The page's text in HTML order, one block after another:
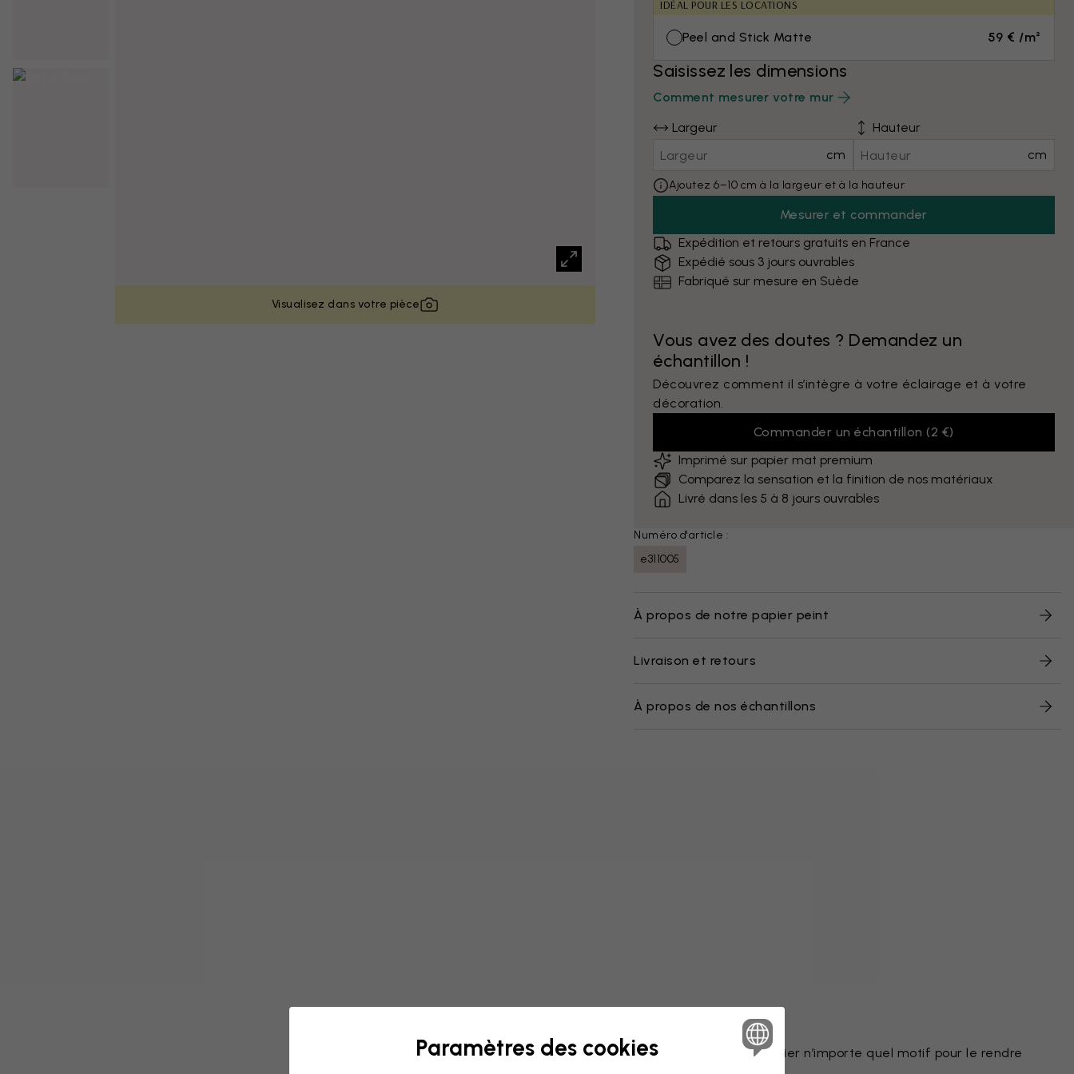
Visualisez dans votre pièce
IDÉAL POUR LES LOCATIONS
Peel and Stick Matte 59 € /m²
Saisissez les dimensions
Comment mesurer votre mur
Largeur
cm
Hauteur
cm
Ajoutez 6–10 cm à la largeur et à la hauteur
Mesurer et commander
Expédition et retours gratuits en France
Expédié sous 3 jours ouvrables
Fabriqué sur mesure en Suède
Vous avez des doutes ? Demandez un
échantillon !
Découvrez comment il s’intègre à votre éclairage et à votre
décoration.
Commander un échantillon (2 €)
Imprimé sur papier mat premium
Comparez la sensation et la finition de nos matériaux
Livré dans les 5 à 8 jours ouvrables
Numéro d'article :
e311005
À propos de notre papier peint
Livraison et retours
À propos de nos échantillons
Modifiez votre papier peint
Notre équipe de conception peut modifier n’importe quel motif pour le rendre
Paramètres des cookies